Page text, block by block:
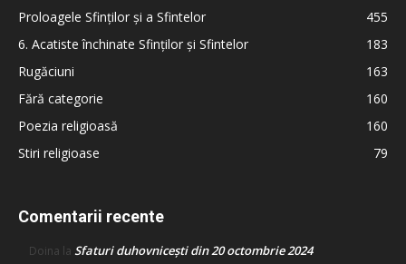
Proloagele Sfinților și a Sfintelor
455
6. Acatiste închinate Sfinților și Sfintelor
183
Rugăciuni
163
Fără categorie
160
Poezia religioasă
160
Stiri religioase
79
Comentarii recente
Doina la Sfaturi duhovnicești din 20 octombrie 2024